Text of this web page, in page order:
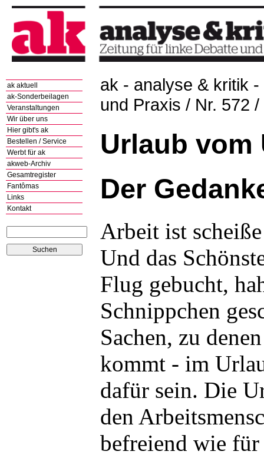
ak aktuell
ak-Sonderbeilagen
Veranstaltungen
Wir über uns
Hier gibt's ak
Bestellen / Service
Werbt für ak
akweb-Archiv
Gesamtregister
Fantômas
Links
Kontakt
ak - analyse & kritik
und Praxis / Nr. 572
Urlaub vom
Der
Arbeit ist
Und das
Flug gebucht,
Schnippchen
Sachen, zu
kommt - im
dafür sein. Die
den
befreiend wie für